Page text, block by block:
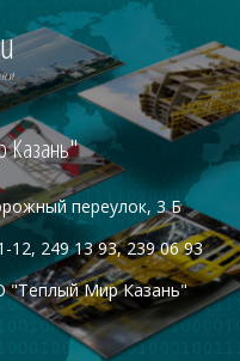
переулок, 3 Б
12, 249 13 93, 239 06 93
"Теплый Мир Казань"